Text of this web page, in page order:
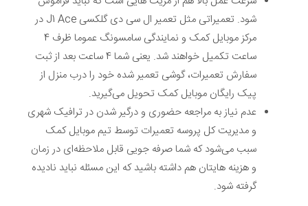
شود. تعمیراتی مثل تعمیر ال سی دی گلکسی J1 Ace در
مرکز موبایل کمک و نمایندگی سامسونگ عموما ظرف 4
ساعت تکمیل خواهند شد. یعنی شما 4 ساعت بعد از ثبت
سفارش تعمیرات، گوشی تعمیر شده خود را درب منزل از
پیک رایگان موبایل کمک تحویل می‌گیرید.
عدم نیاز به مراجعه حضوری و درگیر شدن در ترافیک شهری
و مدیریت کل پروسه تعمیرات توسط تیم موبایل کمک
سبب می‌شود که شما صرفه جویی قابل ملاحظه‌ای در زمان
و هزینه هایتان هم داشته باشید که این مسئله نباید نادیده
گرفته شود.